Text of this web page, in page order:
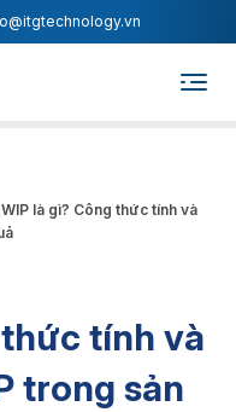
WIP là gì? Công thức tính và
tính và
trong sản